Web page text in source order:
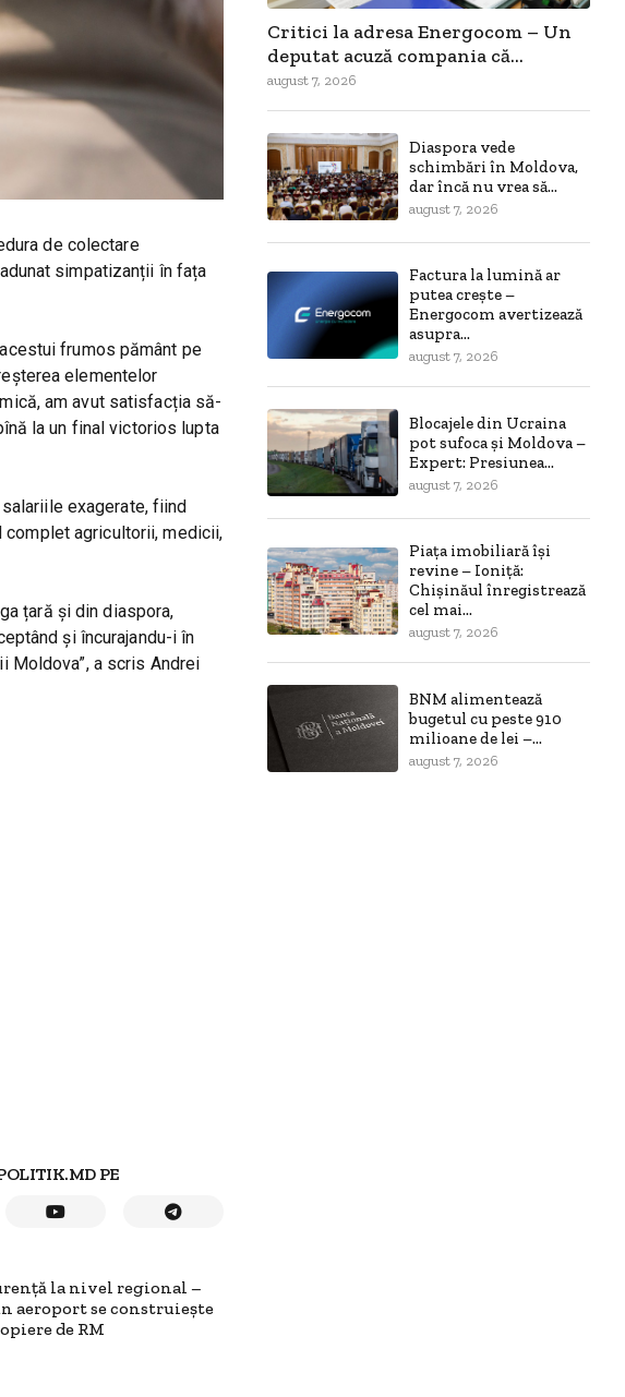
de colectare
simpatizanții în fața
frumos pământ pe
elementelor
am avut satisfacția să-
la un final victorios lupta
exagerate, fiind
agricultorii, medicii,
țară și din diaspora,
și încurajandu-i în
Moldova”, a scris Andrei
PE
la nivel regional –
aeroport se construiește
de RM
Critici la adresa Energocom – Un
deputat acuză compania că...
august 7, 2026
Diaspora vede
schimbări în Moldova,
dar încă nu vrea să...
august 7, 2026
Factura la lumină ar
putea crește –
Energocom avertizează
asupra...
august 7, 2026
Blocajele din Ucraina
pot sufoca și Moldova –
Expert: Presiunea...
august 7, 2026
Piața imobiliară își
revine – Ioniță:
Chișinăul înregistrează
cel mai...
august 7, 2026
BNM alimentează
bugetul cu peste 910
milioane de lei –...
august 7, 2026